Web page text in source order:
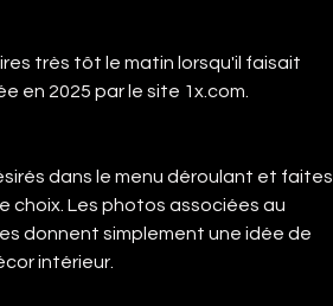
très tôt le matin lorsqu'il faisait
en 2025 par le site 1x.com.
dans le menu déroulant et faites
Les photos associées au
donnent simplement une idée de
intérieur.